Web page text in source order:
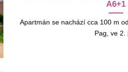
A6+1
Apartmán se nachází cca 100 m
Pag, ve 2.